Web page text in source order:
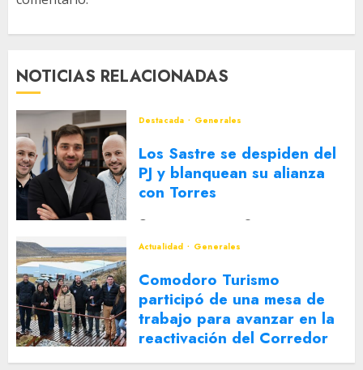
NOTICIAS RELACIONADAS
Destacada Generales
Los Sastre se despiden del
PJ y blanquean su alianza
con Torres
Actualidad
Generales
Comodoro Turismo
participó de una mesa de
trabajo para avanzar en la
reactivación del Corredor
Turístico Integrado